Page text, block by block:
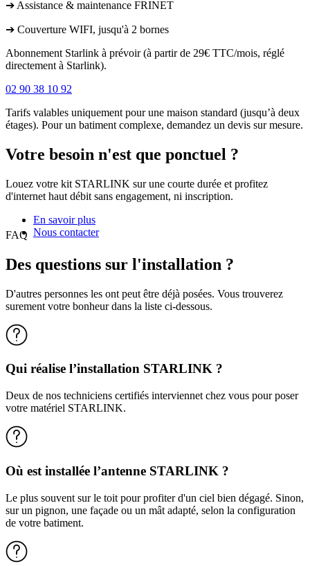
➔ Assistance & maintenance FRINET
➔ Couverture WIFI, jusqu'à 2 bornes
Abonnement Starlink à prévoir (à partir de 29€ TTC/mois, réglé
directement à Starlink).
02 90 38 10 92
Tarifs valables uniquement pour une maison standard (jusqu’à deux
étages). Pour un batiment complexe, demandez un devis sur mesure.
Votre besoin n'est que ponctuel ?
Louez votre kit STARLINK sur une courte durée et profitez
d'internet haut débit sans engagement, ni inscription.
En savoir plus
Nous contacter
FAQ
Des questions sur l'installation ?
D'autres personnes les ont peut être déjà posées. Vous trouverez
surement votre bonheur dans la liste ci-dessous.
Qui réalise l’installation STARLINK ?
Deux de nos techniciens certifiés interviennet chez vous pour poser
votre matériel STARLINK.
Où est installée l’antenne STARLINK ?
Le plus souvent sur le toit pour profiter d'un ciel bien dégagé. Sinon,
sur un pignon, une façade ou un mât adapté, selon la configuration
de votre batiment.